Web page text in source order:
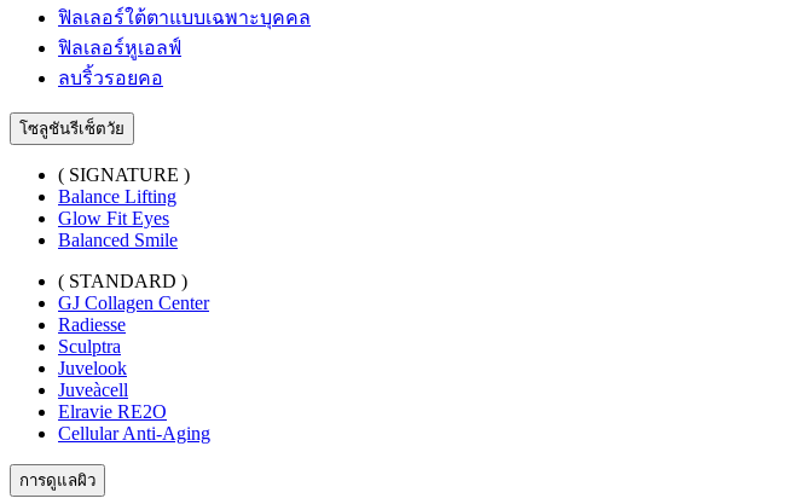
ฟิลเลอร์ใต้ตาแบบเฉพาะบุคคล
ฟิลเลอร์หูเอลฟ์
ลบริ้วรอยคอ
โซลูชันรีเซ็ตวัย
( SIGNATURE )
Balance Lifting
Glow Fit Eyes
Balanced Smile
( STANDARD )
GJ Collagen Center
Radiesse
Sculptra
Juvelook
Juveàcell
Elravie RE2O
Cellular Anti-Aging
การดูแลผิว